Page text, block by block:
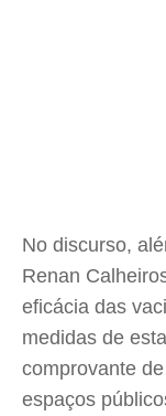
No discurso,
Renan
eficácia das
medidas de
comprovante
espaços